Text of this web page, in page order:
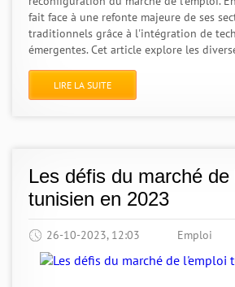
fait face à une refonte majeure de ses
traditionnels grâce à l'intégration de
émergentes. Cet article explore les
LIRE LA SUITE
Les défis du marché de
tunisien en 2023
26-10-2023, 12:03 Emploi